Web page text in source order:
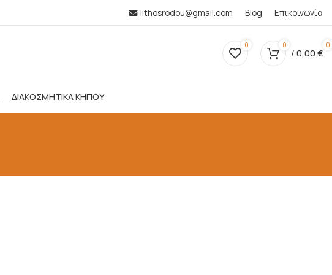
lithosrodou@gmail.com Blog Επικοινωνία
0 0 0
/ 0,00 €
ΔΙΑΚΟΣΜΗΤΙΚΑ ΚΗΠΟΥ